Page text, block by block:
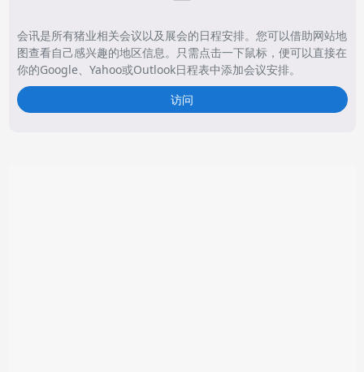
会讯是所有猪业相关会议以及展会的日程安排。您可以借助网站地
图查看自己感兴趣的地区信息。只需点击一下鼠标，便可以直接在
你的Google、Yahoo或Outlook日程表中添加会议安排。
访问